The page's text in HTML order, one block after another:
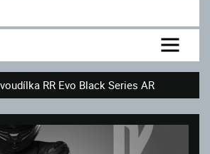
RR Evo Black Series AR